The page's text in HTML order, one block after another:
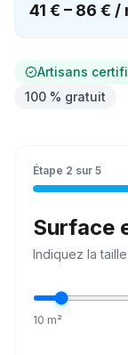
41 € – 86 € /
Artisans
100 % gratuit
Étape 2 sur 5
Surface
Indiquez lataille
10 m²